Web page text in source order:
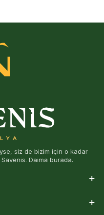
siz de bizim için o kadar
Daima burada.